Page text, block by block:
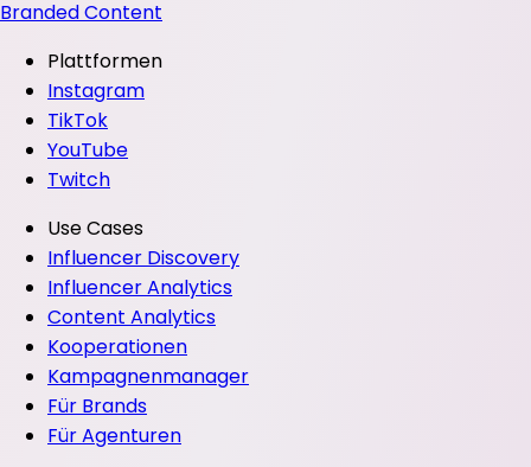
Branded Content
Plattformen
Instagram
TikTok
YouTube
Twitch
Use Cases
Influencer Discovery
Influencer Analytics
Content Analytics
Kooperationen
Kampagnenmanager
Für Brands
Für Agenturen